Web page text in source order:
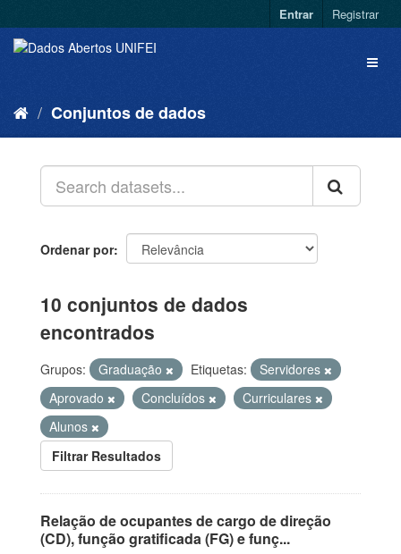
Entrar Registrar
Conjuntos de dados
Ordenar por
10 conjuntos de dados
encontrados
Grupos: Graduação Etiquetas:
Servidores
Aprovado
Concluídos
Curriculares
Alunos
Filtrar Resultados
Relação de ocupantes de cargo de direção
(CD), função gratificada (FG) e funç...